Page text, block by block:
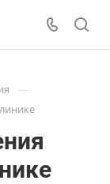
—